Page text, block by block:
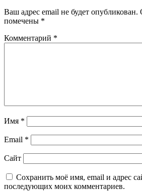
Ваш адрес email не будет опубликован.
помечены *
Комментарий *
Имя *
Email *
Сайт
Сохранить моё имя, email и адрес
последующих моих комментариев.